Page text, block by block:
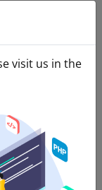
visit us in the